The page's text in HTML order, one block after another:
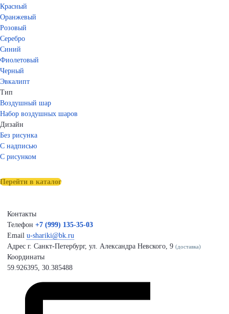
Красный
Оранжевый
Розовый
Серебро
Синий
Фиолетовый
Черный
Эвкалипт
Тип
Воздушный шар
Набор воздушных шаров
Дизайн
Без рисунка
С надписью
С рисунком
Перейти в каталог
Контакты
Телефон +7 (999) 135-35-03
Email u-shariki@bk.ru
Адрес г. Санкт-Петербург, ул. Александра Невского, 9 (доставка)
Координаты
59.926395, 30.385488